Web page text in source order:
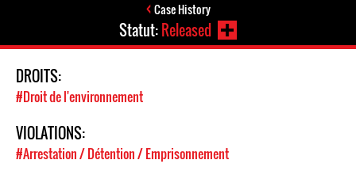
Case History
Statut:Released
DROITS:
#Droit de l'environnement
VIOLATIONS:
#Arrestation / Détention / Emprisonnement